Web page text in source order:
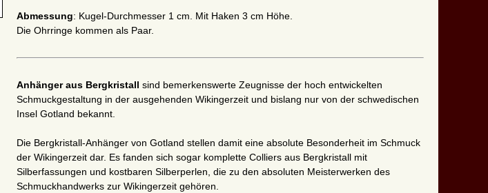
Abmessung: Kugel-Durchmesser 1 cm. Mit Haken 3 cm Höhe.
Die Ohrringe kommen als Paar.
Anhänger aus Bergkristall sind bemerkenswerte Zeugnisse der hoch entwickelten
Schmuckgestaltung in der ausgehenden Wikingerzeit und bislang nur von der schwedischen
Insel Gotland bekannt.
Die Bergkristall-Anhänger von Gotland stellen damit eine absolute Besonderheit im Schmuck
der Wikingerzeit dar. Es fanden sich sogar komplette Colliers aus Bergkristall mit
Silberfassungen und kostbaren Silberperlen, die zu den absoluten Meisterwerken des
Schmuckhandwerks zur Wikingerzeit gehören.